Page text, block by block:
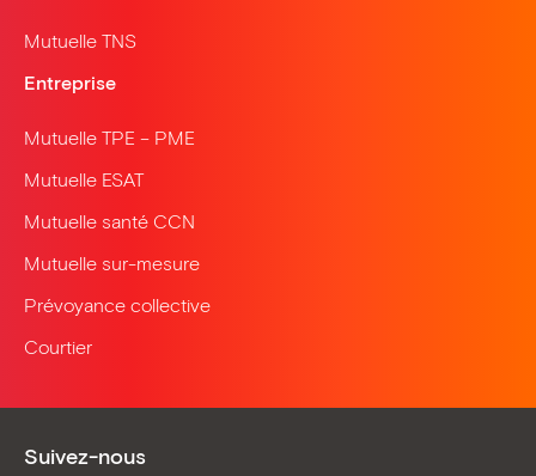
Mutuelle TNS
Entreprise
Mutuelle TPE – PME
Mutuelle ESAT
Mutuelle santé CCN
Mutuelle sur-mesure
Prévoyance collective
Courtier
Suivez-nous